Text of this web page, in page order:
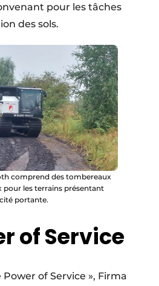
pour les tâches
des sols.
comprend des tombereaux
pour les terrains présentant
portante.
of Service
Power of Service », Firma